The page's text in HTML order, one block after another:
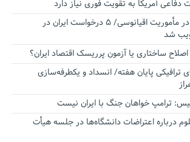
آمریکا به تقویت فوری نیاز دارد
اقتدار ناوگروه ۱۰۳ در مأموریت‌ اقیانوسی/ ۵ درخواست ایران در
شد
ساختاری یا آزمون پرریسک اقتصاد ایران؟
پایان هفته/ انسداد و یکطرفه‌سازی
ترامپ خواهان جنگ با ایران نیست
درباره اعتراضات دانشگاه‌ها در جلسه هیأت